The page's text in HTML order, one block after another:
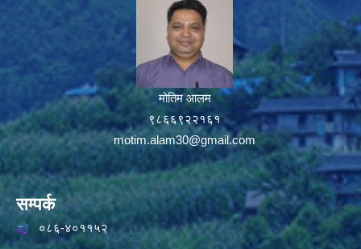
मोतिम आलम
९८६६९२२१६१
motim.alam30@gmail.com
सम्पर्क
०८६-४०११५२